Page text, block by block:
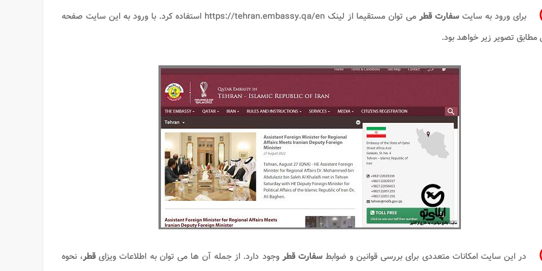
برای ورود به سایتسفارت قطرمی توان مستقیما از لینک https://tehran.embassy.qa/en استفاده کرد. با ورود به این سایت صفحه
مطابق تصویر زیر خواهد بود.
در این سایت امکانات متعددی برای بررسی قوانین و ضوابطسفارت قطروجود دارد. از جمله آن ها می توان به اطلاعات ویزایقطر، نحوه